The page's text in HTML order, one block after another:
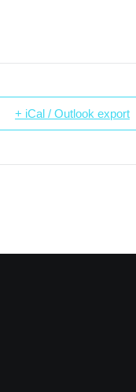
+ iCal / Outlook export